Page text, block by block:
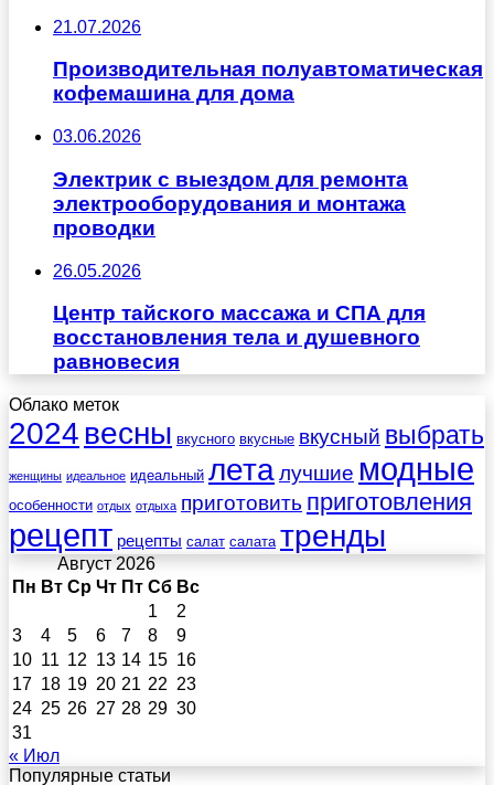
21.07.2026
Производительная полуавтоматическая
кофемашина для дома
03.06.2026
Электрик с выездом для ремонта
электрооборудования и монтажа
проводки
26.05.2026
Центр тайского массажа и СПА для
восстановления тела и душевного
равновесия
Облако меток
2024 весны вкусного вкусные вкусный выбрать
женщины идеальное идеальный леталучшие модные
особенности отдых отдыха приготовить приготовления
рецепт рецепты салат салата тренды
Август 2026
Пн Вт Ср Чт Пт Сб Вс
1
2
3
4 5 6 7 8
9
10 11 12 13 14 15 16
17 18 19 20 21 22 23
24 25 26 27 28 29 30
31
« Июл
Популярные статьи